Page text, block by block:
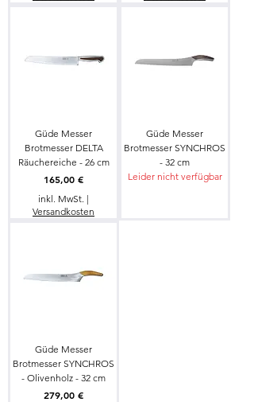
Güde Messer
Brotmesser DELTA
Räuchereiche - 26 cm
Preis
165,00 €
inkl. MwSt. |
Versandkosten
Güde Messer
Brotmesser SYNCHROS
- 32 cm
Leider nicht verfügbar
Güde Messer
Brotmesser SYNCHROS
- Olivenholz - 32 cm
Preis
279,00 €